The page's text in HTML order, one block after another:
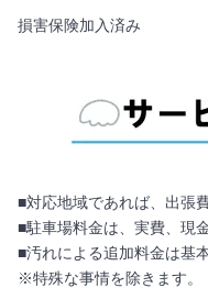
損害保険加入済み
■対応地域であれば、出張
■駐車場料金は、実費、現
■汚れによる追加料金は基
※特殊な事情を除きます。